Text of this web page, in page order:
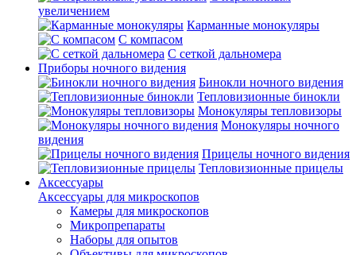
увеличением
Карманные монокуляры
С компасом
С сеткой дальномера
Приборы ночного видения
Бинокли ночного видения
Тепловизионные бинокли
Монокуляры тепловизоры
Монокуляры ночного
видения
Прицелы ночного видения
Тепловизионные прицелы
Аксессуары
Аксессуары для микроскопов
Камеры для микроскопов
Микропрепараты
Наборы для опытов